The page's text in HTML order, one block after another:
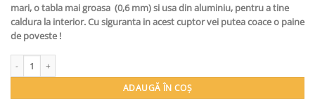
mari, o tabla mai groasa (0,6 mm) si usa din aluminiu, pentru a tine
caldura la interior. Cu siguranta in acest cuptor vei putea coace o paine
de poveste !
ADAUGĂ ÎN COȘ